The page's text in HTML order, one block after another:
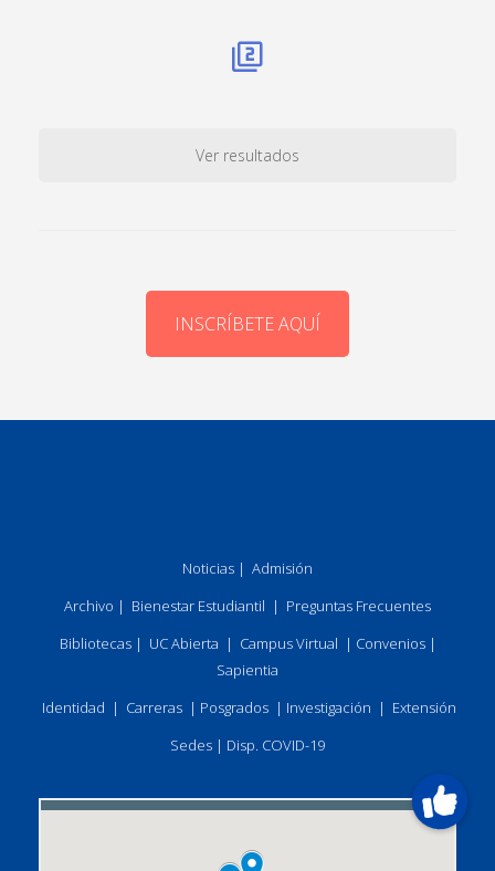
Ver resultados
INSCRÍBETE AQUÍ
Noticias | Admisión
Archivo | Bienestar Estudiantil | Preguntas Frecuentes
Bibliotecas| UC Abierta | Campus Virtual | Convenios|
Sapientia
Identidad | Carreras | Posgrados | Investigación | Extensión
Sedes | Disp. COVID-19